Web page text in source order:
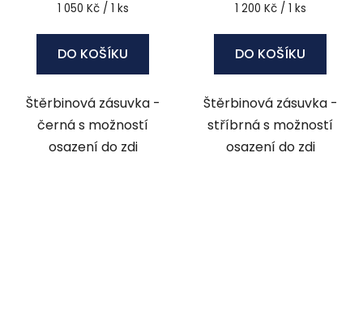
Měrná
1 050 Kč / 1 ks
DO KOŠÍKU
Štěrbinová zásuvka -
černá s možností
osazení do zdi
Měrná
1 200 Kč / 1 ks
DO KOŠÍKU
Štěrbinová zásuvka -
stříbrná s možností
osazení do zdi